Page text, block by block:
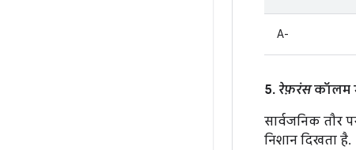
A-
5. रेफ़रंसकॉलम
सार्वजनिक तौर
निशान दिखता है.